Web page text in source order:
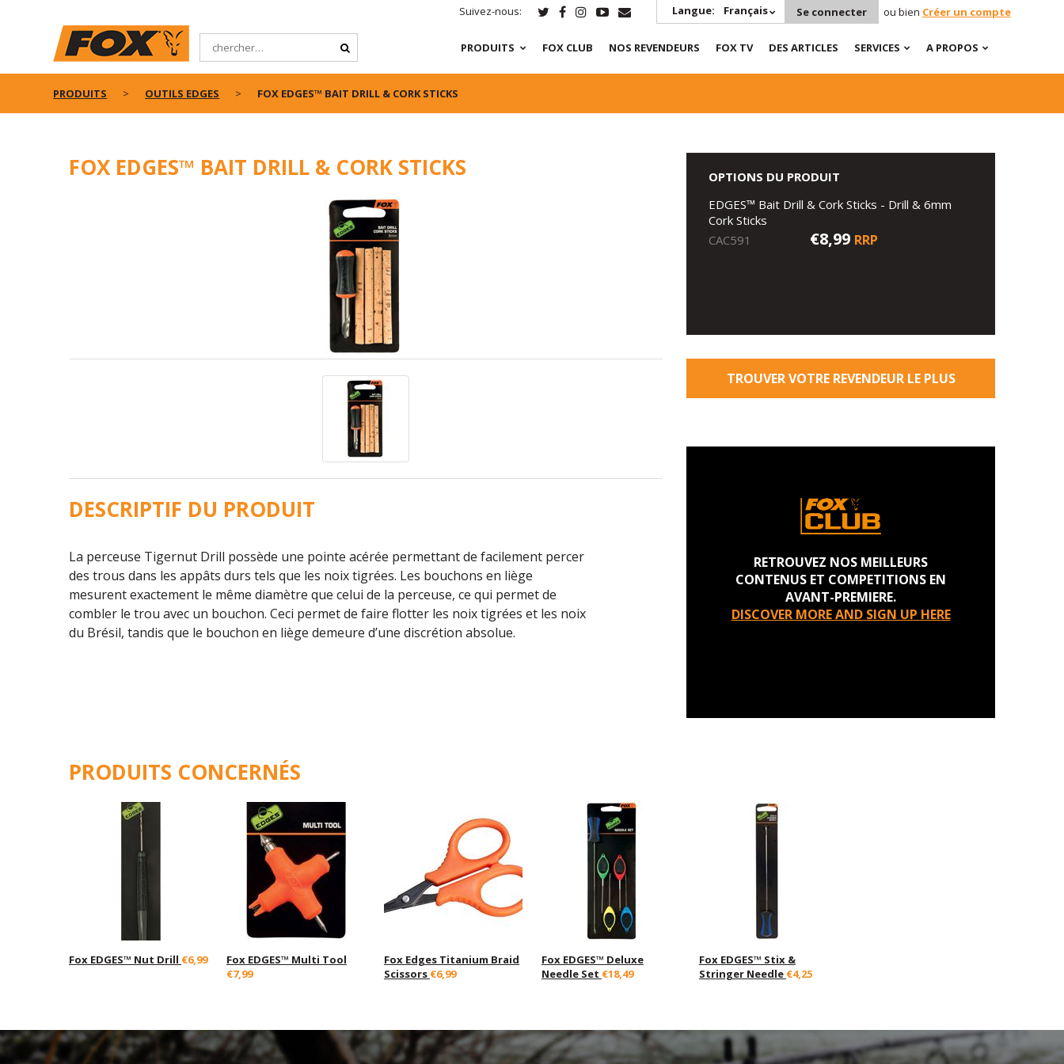
Suivez-nous: Langue: Français Se connecter ou bien Créer un compte
PRODUITS FOX CLUB NOS REVENDEURS FOX TV DES ARTICLES SERVICES A PROPOS
PRODUITS OUTILS EDGES FOX EDGES™ BAIT DRILL & CORK STICKS
FOX EDGES™ BAIT DRILL & CORK STICKS
DESCRIPTIF DU PRODUIT
La perceuse Tigernut Drill possède une pointe acérée permettant de facilement percer
des trous dans les appâts durs tels que les noix tigrées. Les bouchons en liège
mesurent exactement le même diamètre que celui de la perceuse, ce qui permet de
combler le trou avec un bouchon. Ceci permet de faire flotter les noix tigrées et les noix
du Brésil, tandis que le bouchon en liège demeure d’une discrétion absolue.
OPTIONS DU PRODUIT
EDGES™ Bait Drill & Cork Sticks - Drill & 6mm
Cork Sticks
CAC591
€8,99 RRP
TROUVER VOTRE REVENDEUR LE PLUS
RETROUVEZ NOS MEILLEURS
CONTENUS ET COMPETITIONS EN
AVANT-PREMIERE.
DISCOVER MORE AND SIGN UP HERE
PRODUITS CONCERNÉS
Fox EDGES™ Nut Drill €6,99
Fox EDGES™ Multi Tool
€7,99
Fox Edges Titanium Braid
Scissors €6,99
Fox EDGES™ Deluxe
Needle Set €18,49
Fox EDGES™ Stix &
Stringer Needle €4,25